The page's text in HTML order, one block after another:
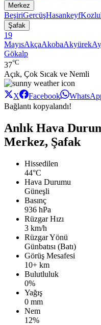
Merkez
BeşiriGercüşHasankeyf
Şafak
19
MayısAkçaAkobaAkyürek
Gökalp
37°C
Açık, Çok Sıcak ve Nemli
X Facebook
Bağlantı kopyalandı!
Anlık Hava
Merkez, Şafak
Hissedilen
44°C
Hava Durumu
Güneşli
Basınç
936 hPa
Rüzgar Hızı
3 km/h
Rüzgar Yönü
Günbatısı (Batı)
Görüş Mesafesi
10+ km
Bulutluluk
0%
Yağış
0 mm
Nem
12%